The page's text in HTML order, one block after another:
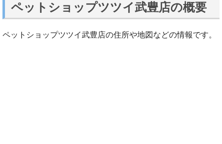
ペットショップツツイ武豊店の概要
ペットショップツツイ武豊店の住所や地図などの情報です。